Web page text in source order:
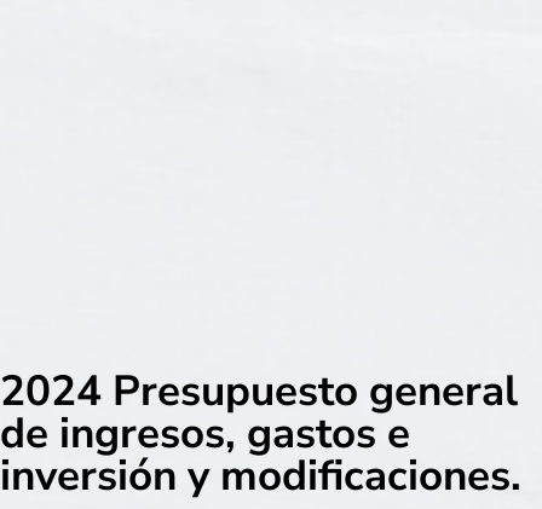
2024 Presupuesto general
de ingresos, gastos e
inversión y modificaciones.